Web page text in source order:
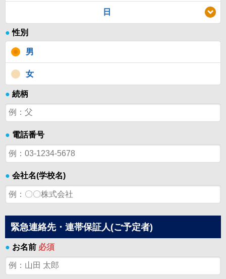
日
● 性別
男
女
● 続柄
● 電話番号
● 会社名(学校名)
緊急連絡先・連帯保証人(ご予定者)
● お名前 必須